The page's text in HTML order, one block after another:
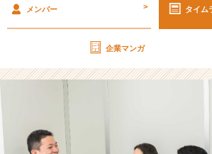
【株
式
会
メンバー > タイム
企業マンガ